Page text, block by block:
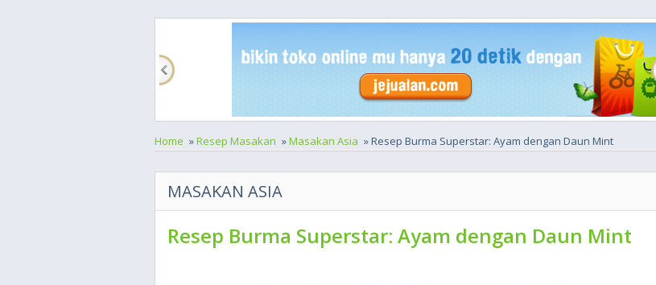
Home »Resep Masakan »Masakan Asia » Resep Burma Superstar: Ayam dengan Daun Mint
MASAKAN ASIA
Resep Burma Superstar: Ayam dengan Daun Mint